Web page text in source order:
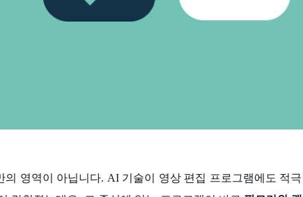
의 영역이 아닙니다. AI 기술이 영상 편집 프로그램에도 적